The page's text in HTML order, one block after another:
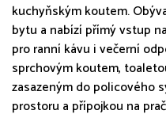
kuchyňským koutem.
bytu a nabízí přímý vstup
pro ranní kávu i večerní
sprchovým koutem,
zasazeným do policového
prostoru a přípojkou na